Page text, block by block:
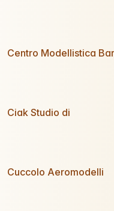
Centro Modellistica
Ciak Studio di
Cuccolo Aeromodelli